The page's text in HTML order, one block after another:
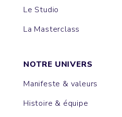
Le Studio
La Masterclass
NOTRE UNIVERS
Manifeste & valeurs
Histoire & équipe